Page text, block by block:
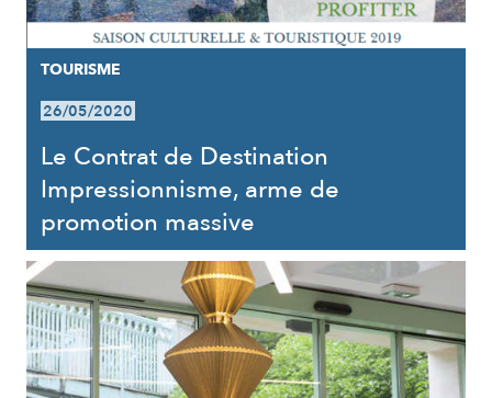
TOURISME
26/05/2020
Le Contrat de Destination
Impressionnisme, arme de
promotion massive